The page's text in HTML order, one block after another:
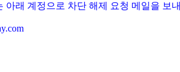
래 계정으로 차단 해제 요청 메일을 보내